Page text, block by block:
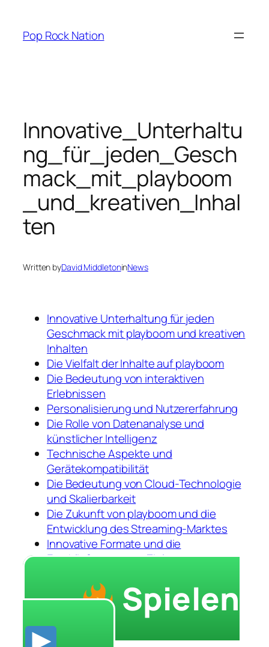
content
Pop Rock Nation
Innovative_Unterhaltu
ng_für_jeden_Gesch
mack_mit_playboom
_und_kreativen_Inhal
ten
Written byDavid MiddletoninNews
Innovative Unterhaltung für jeden
Geschmack mit playboom und kreativen
Inhalten
Die Vielfalt der Inhalte auf playboom
Die Bedeutung von interaktiven
Erlebnissen
Personalisierung und Nutzererfahrung
Die Rolle von Datenanalyse und
künstlicher Intelligenz
Technische Aspekte und
Gerätekompatibilität
Die Bedeutung von Cloud-Technologie
und Skalierbarkeit
Die Zukunft von playboom und die
Entwicklung des Streaming-Marktes
Innovative Formate und die
Erschließung neuer Zielgruppen
Spielen